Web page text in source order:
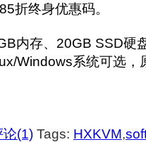
折终身优惠码。
内存、20GB SSD硬
Windows系统可选，
论(1) Tags: HXKVM,